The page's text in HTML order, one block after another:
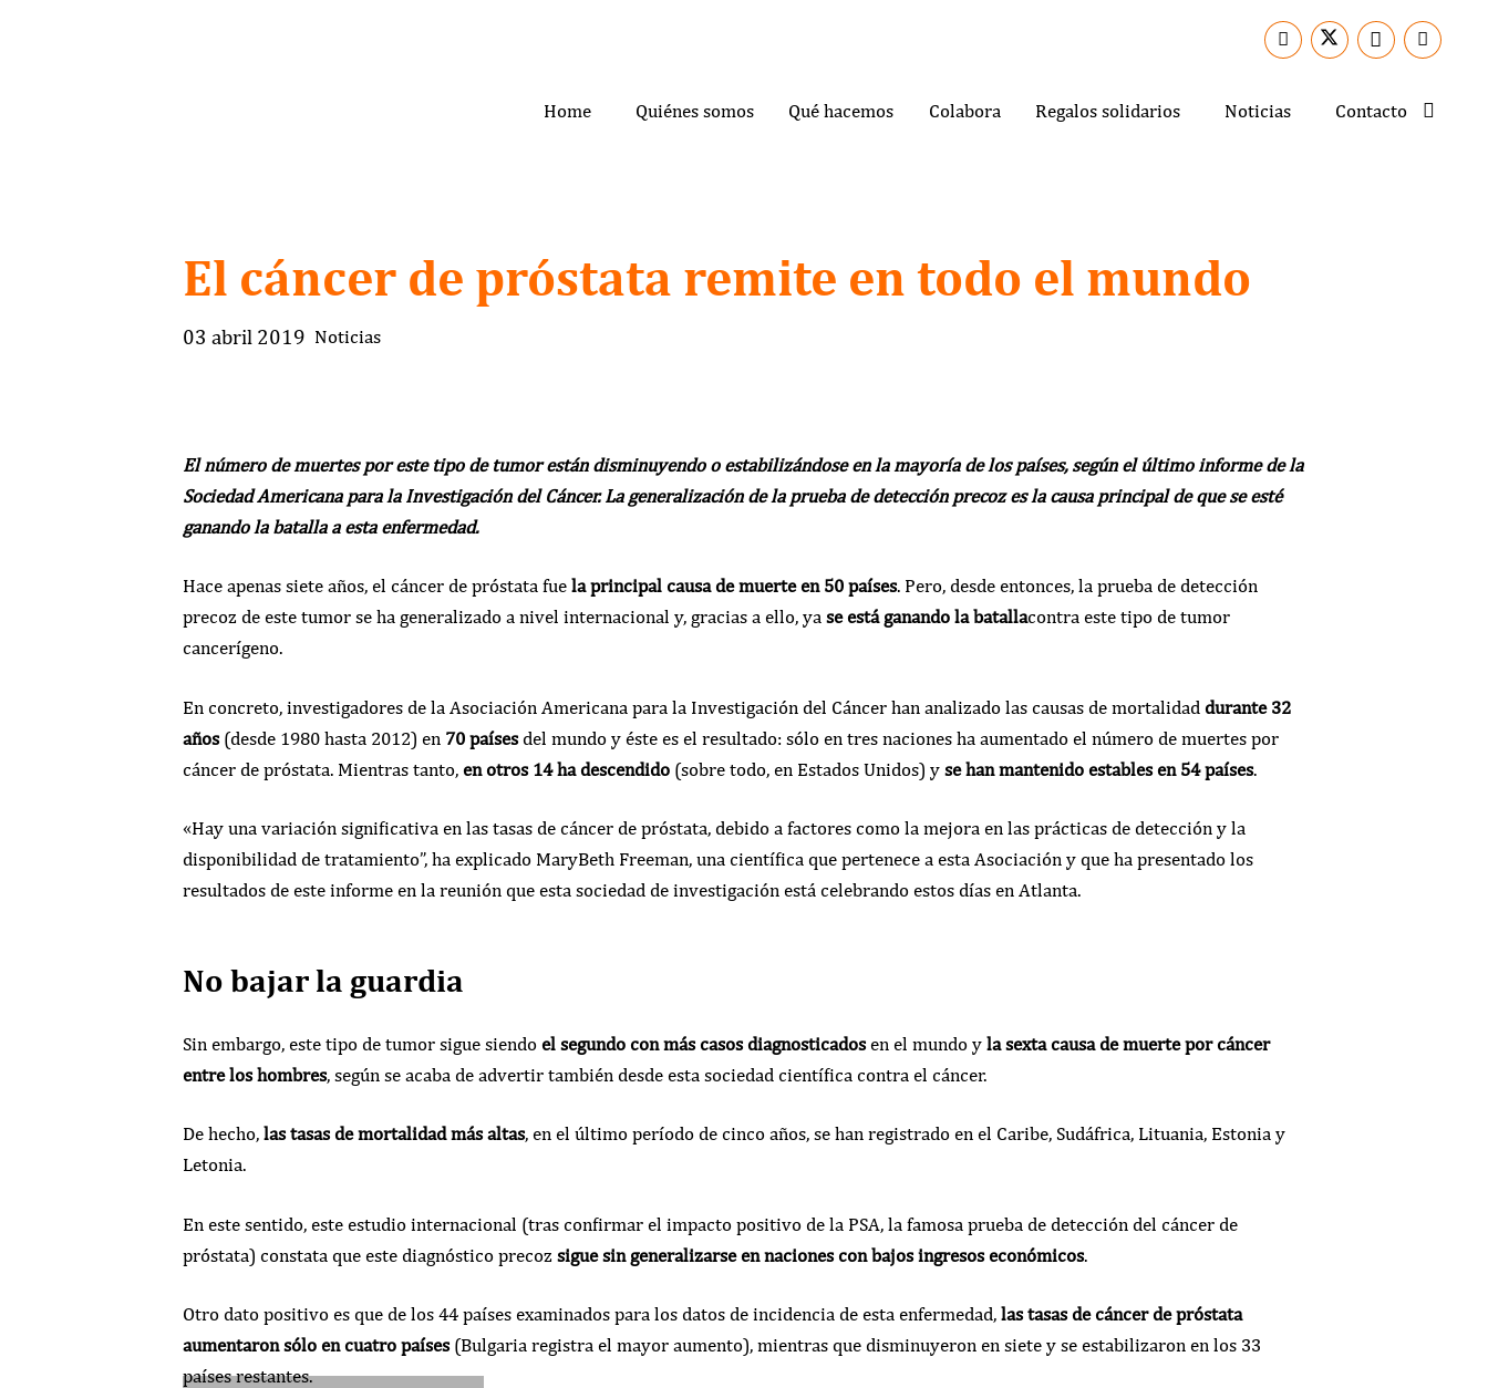
Home Quiénes somos Qué hacemos Colabora Regalos solidarios Noticias Contacto
El cáncer de próstata remite en todo el mundo
03 abril 2019 Noticias
El número de muertes por este tipo de tumor están disminuyendo o estabilizándose en la mayoría de los países, según el último informe de la
Sociedad Americana para la Investigación del Cáncer. La generalización de la prueba de detección precoz es la causa principal de que se esté
ganando la batalla a esta enfermedad.
Hace apenas siete años, el cáncer de próstata fue la principal causa de muerte en 50 países. Pero, desde entonces, la prueba de detección
precoz de este tumor se ha generalizado a nivel internacional y, gracias a ello, ya se está ganando la batallacontra este tipo de tumor
cancerígeno.
En concreto, investigadores de la Asociación Americana para la Investigación del Cáncer han analizado las causas de mortalidad durante 32
años(desde 1980 hasta 2012) en 70 paísesdel mundo y éste es el resultado: sólo en tres naciones ha aumentado el número de muertes por
cáncer de próstata. Mientras tanto, en otros 14 ha descendido(sobre todo, en Estados Unidos) y se han mantenido estables en 54 países.
«Hay una variación significativa en las tasas de cáncer de próstata, debido a factores como la mejora en las prácticas de detección y la
disponibilidad de tratamiento”, ha explicado MaryBeth Freeman, una científica que pertenece a esta Asociación y que ha presentado los
resultados de este informe en la reunión que esta sociedad de investigación está celebrando estos días en Atlanta.
No bajar la guardia
Sin embargo, este tipo de tumor sigue siendo el segundo con más casos diagnosticadosen el mundo y la sexta causa de muerte por cáncer
entre los hombres, según se acaba de advertir también desde esta sociedad científica contra el cáncer.
De hecho, las tasas de mortalidad más altas, en el último período de cinco años, se han registrado en el Caribe, Sudáfrica, Lituania, Estonia y
Letonia.
En este sentido, este estudio internacional (tras confirmar el impacto positivo de la PSA, la famosa prueba de detección del cáncer de
próstata) constata que este diagnóstico precoz sigue sin generalizarse en naciones con bajos ingresos económicos.
Otro dato positivo es que de los 44 países examinados para los datos de incidencia de esta enfermedad, las tasas de cáncer de próstata
aumentaron sólo en cuatro países(Bulgaria registra el mayor aumento), mientras que disminuyeron en siete y se estabilizaron en los 33
países restantes.